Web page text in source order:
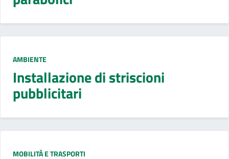
AMBIENTE
Installazione di striscioni
pubblicitari
MOBILITÀ E TRASPORTI